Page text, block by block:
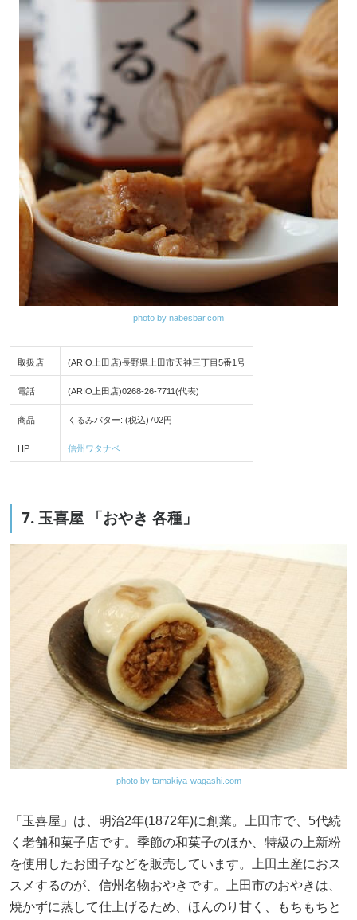
photo by nabesbar.com
取扱店 (ARIO上田店)長野県上田市天神三丁目5番1号
電話 (ARIO上田店)0268-26-7711(代表)
商品 くるみバター: (税込)702円
HP 信州ワタナベ
7. 玉喜屋 「おやき 各種」
photo by tamakiya-wagashi.com
「玉喜屋」は、明治2年(1872年)に創業。上田市で、5代続
く老舗和菓子店です。季節の和菓子のほか、特級の上新粉
を使用したお団子などを販売しています。上田土産におス
スメするのが、信州名物おやきです。上田市のおやきは、
焼かずに蒸して仕上げるため、ほんのり甘く、もちもちと